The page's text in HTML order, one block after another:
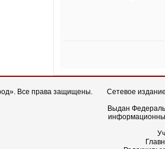
Все права защищены.
Сетевое
Выдан